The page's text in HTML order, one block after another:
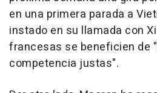
en una primera parada a
instado en su llamada con
francesas se beneficien de
competencia justas".